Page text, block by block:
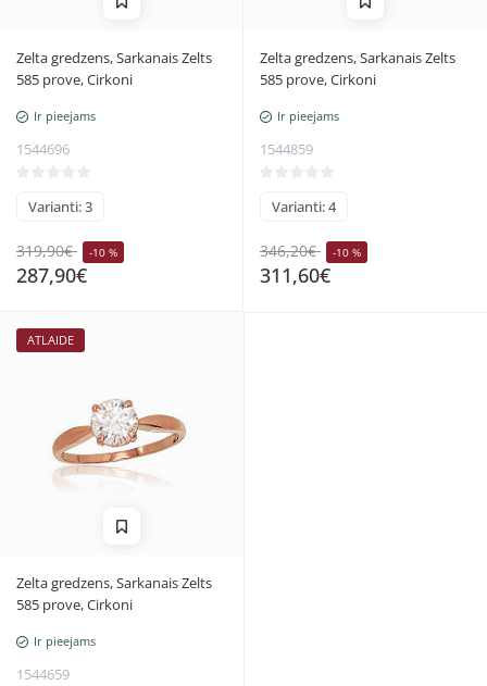
Zelta gredzens, Sarkanais Zelts
585 prove, Cirkoni
Ir pieejams
1544696
Varianti: 3
319,90€ -10 %
287,90€
Zelta gredzens, Sarkanais Zelts
585 prove, Cirkoni
Ir pieejams
1544859
Varianti: 4
346,20€ -10 %
311,60€
ATLAIDE
Zelta gredzens, Sarkanais Zelts
585 prove, Cirkoni
Ir pieejams
1544659